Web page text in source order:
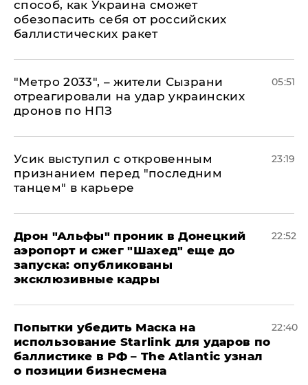
способ, как Украина сможет
обезопасить себя от российских
баллистических ракет
"Метро 2033", – жители Сызрани
отреагировали на удар украинских
дронов по НПЗ
05:51
Усик выступил с откровенным
признанием перед "последним
танцем" в карьере
23:19
Дрон "Альфы" проник в Донецкий
аэропорт и сжег "Шахед" еще до
запуска: опубликованы
эксклюзивные кадры
22:52
Попытки убедить Маска на
использование Starlink для ударов по
баллистике в РФ – The Atlantic узнал
о позиции бизнесмена
22:40